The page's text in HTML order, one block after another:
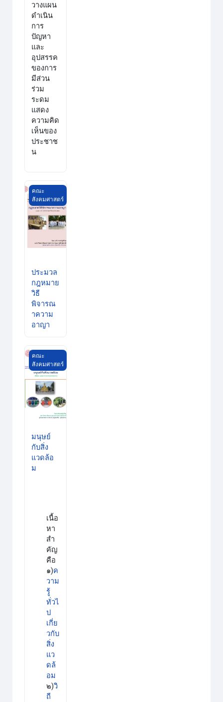
วางแผน
ดำเนิน
การ
ปัญหา
และ
อุปสรรค
ของการ
มีส่วน
ร่วม
ระดม
แสดง
ความคิด
เห็นของ
ประชาช
น
ประมวลกฎหมายวิธีพิจารณาความอาญา
คณะ
สังคมศาสตร์
ประมวล
กฎหมาย
วิธี
พิจารณ
าความ
อาญา
มนุษย์กับสิ่งแวดล้อม
คณะ
สังคมศาสตร์
มนุษย์
กับสิ่ง
แวดล้อ
ม
เนื้อ
หา
สำ
คัญ
คือ
๑)ค
วาม
รู้
ทั่วไ
ป
เกี่ย
วกับ
สิ่ง
แว
ดล้
อม
๒)วิ
ถี